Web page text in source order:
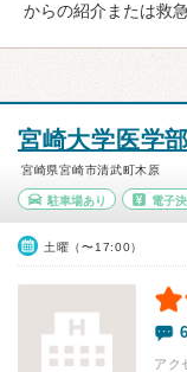
からの紹介または救
宮崎大学医学
宮崎県宮崎市清武町木原
駐車場あり 電子
土曜（〜17:00）
アク